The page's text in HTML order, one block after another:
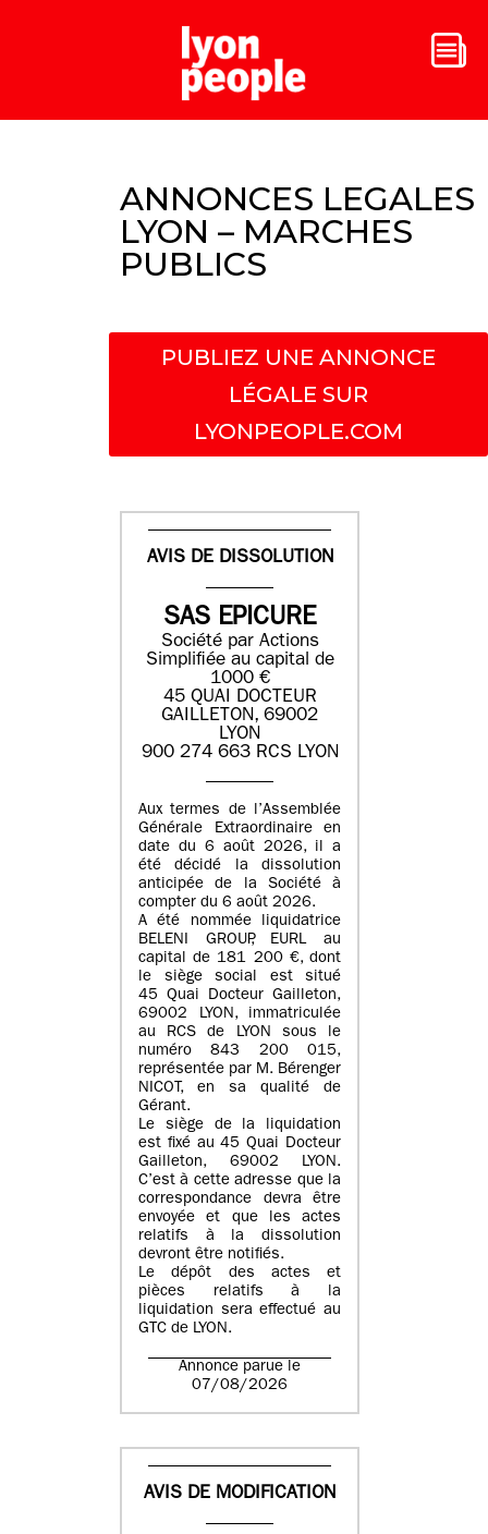
ANNONCES LEGALES
LYON – MARCHES
PUBLICS
PUBLIEZ UNE ANNONCE
LÉGALE SUR
LYONPEOPLE.COM
AVIS DE DISSOLUTION
SAS EPICURE
Société par Actions
Simplifiée au capital de
1000 €
45 QUAI DOCTEUR
GAILLETON, 69002
LYON
900 274 663 RCS LYON
Aux termes de l’Assemblée
Générale Extraordinaire en
date du 6 août 2026, il a
été décidé la dissolution
anticipée de la Société à
compter du 6 août 2026.
A été nommée liquidatrice
BELENI GROUP, EURL au
capital de 181 200 €, dont
le siège social est situé
45 Quai Docteur Gailleton,
69002 LYON, immatriculée
au RCS de LYON sous le
numéro 843 200 015,
représentée par M. Bérenger
NICOT, en sa qualité de
Gérant.
Le siège de la liquidation
est fixé au45 Quai Docteur
Gailleton, 69002 LYON.
C’est à cette adresse que la
correspondance devra être
envoyée et que les actes
relatifs à la dissolution
devront être notifiés.
Le dépôt des actes et
pièces relatifs à la
liquidation sera effectué au
GTC de LYON.
Annonce parue le
07/08/2026
AVIS DE MODIFICATION